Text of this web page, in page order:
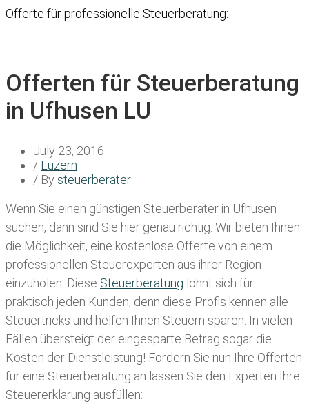
Offerte für professionelle Steuerberatung:
Offerten für Steuerberatung
in Ufhusen LU
July 23, 2016
/ Luzern
/ By steuerberater
Wenn Sie einen günstigen Steuerberater in Ufhusen
suchen, dann sind Sie hier genau richtig. Wir bieten Ihnen
die Möglichkeit, eine kostenlose Offerte von einem
professionellen Steuerexperten aus ihrer Region
einzuholen. Diese Steuerberatung lohnt sich für
praktisch jeden Kunden, denn diese Profis kennen alle
Steuertricks und helfen Ihnen Steuern sparen. In vielen
Fällen übersteigt der eingesparte Betrag sogar die
Kosten der Dienstleistung! Fordern Sie nun Ihre Offerten
für eine Steuerberatung an lassen Sie den Experten Ihre
Steuererklärung ausfüllen: